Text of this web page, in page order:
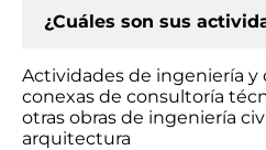
¿Cuáles son sus
Actividades de ingeniería y
conexas de consultoría
otras obras de ingeniería
arquitectura